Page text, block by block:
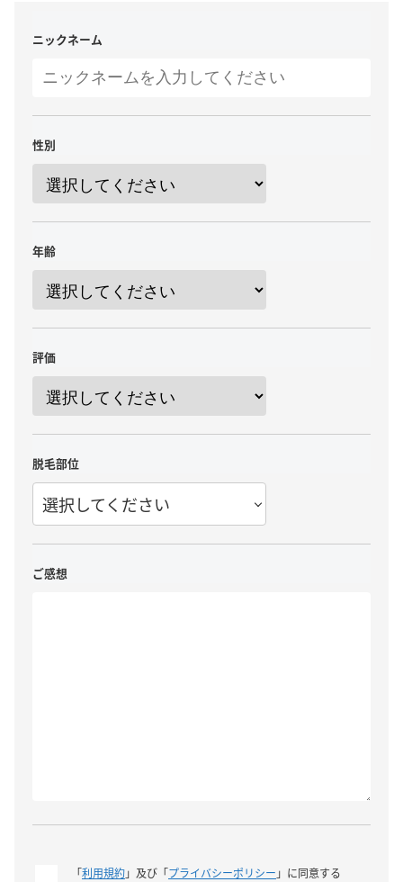
ニックネーム
性別
年齢
評価
脱毛部位
選択してください
ご感想
「利用規約」及び「プライバシーポリシー 」に同意する